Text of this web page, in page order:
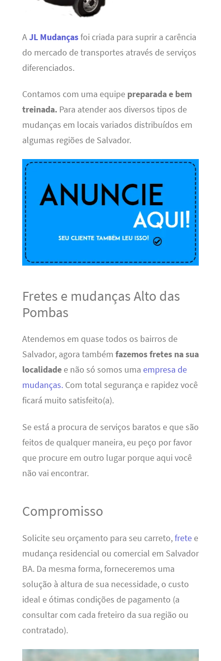
AJL Mudançasfoi criada para suprir a carência
do mercado de transportes através de serviços
diferenciados.
Contamos com uma equipe preparada e bem
treinada.Para atender aos diversos tipos de
mudanças em locais variados distribuídos em
algumas regiões de Salvador.
Fretes e mudanças Alto das
Pombas
Atendemos em quase todos os bairros de
Salvador, agora também fazemos fretes na sua
localidadee não só somos uma empresa de
mudanças.Com total segurança e rapidez você
ficará muito satisfeito(a).
Se está a procura de serviços baratos e que são
feitos de qualquer maneira, eu peço por favor
que procure em outro lugar porque aqui você
não vai encontrar.
Compromisso
Solicite seu orçamento para seu carreto,fretee
mudança residencial ou comercial em Salvador
BA. Da mesma forma, forneceremos uma
solução à altura de sua necessidade, o custo
ideal e ótimas condições de pagamento (a
consultar com cada freteiro da sua região ou
contratado).